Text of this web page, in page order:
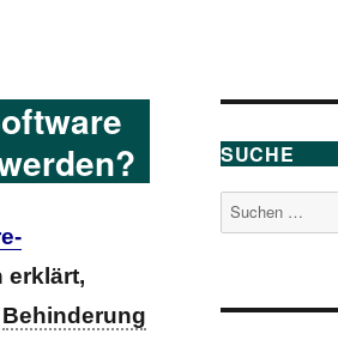
erklärt,
Behinderung
SUCHE
Suchen